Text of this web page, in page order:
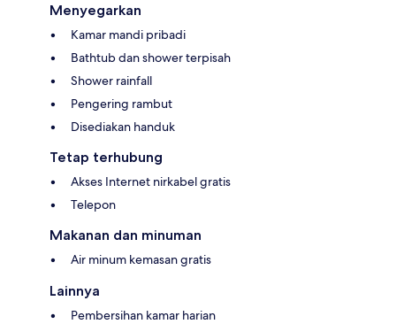
Menyegarkan
Kamar mandi pribadi
Bathtub dan shower terpisah
Shower rainfall
Pengering rambut
Disediakan handuk
Tetap terhubung
Akses Internet nirkabel gratis
Telepon
Makanan dan minuman
Air minum kemasan gratis
Lainnya
Pembersihan kamar harian